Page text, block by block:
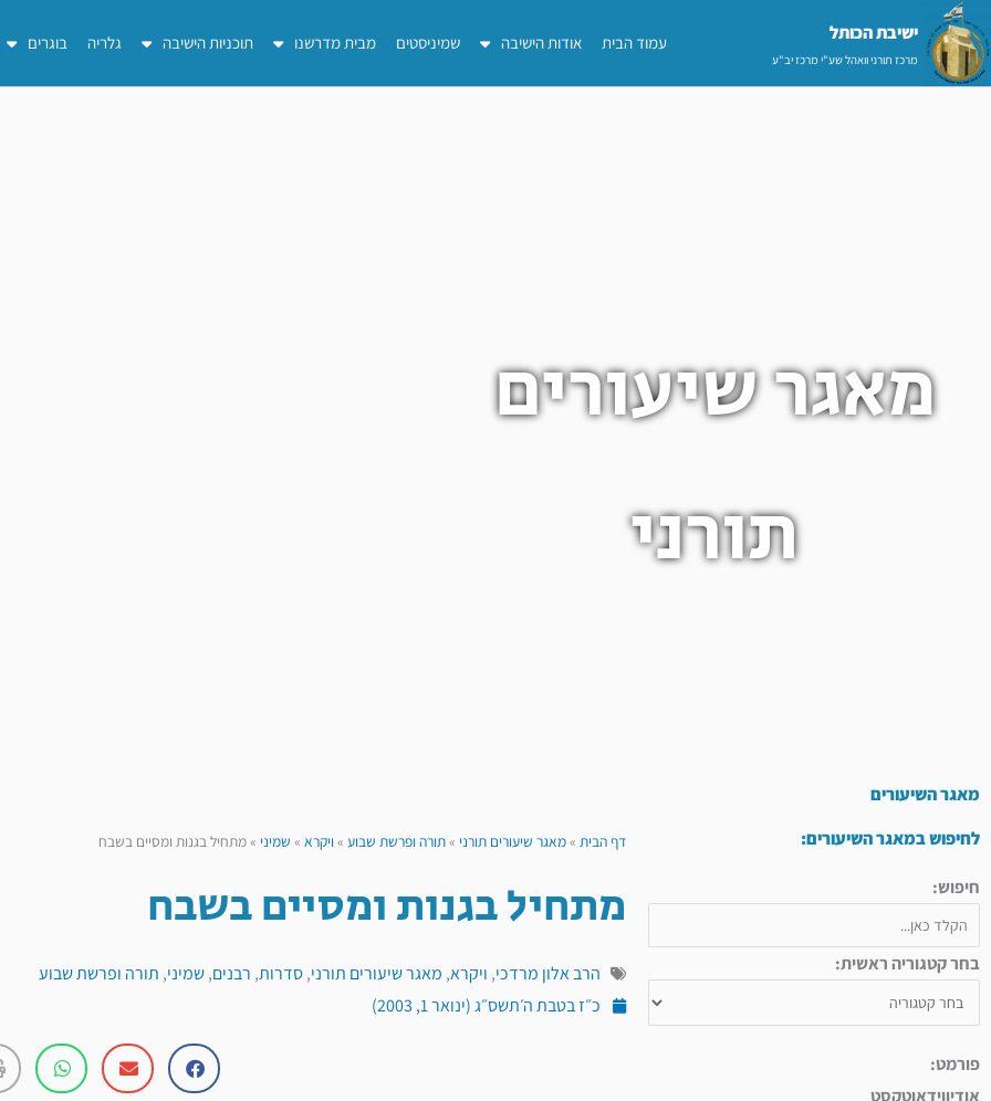
דילוג
לתוכן
ישיבת הכותל​
מרכז תורני וואהל שע"י מרכז יב"ע
עמוד הבית אודות הישיבה שמיניסטים מבית מדרשנו תוכניות הישיבה גלריה בוגרים
מאגר שיעורים
תורני
מאגר השיעורים
לחיפוש במאגר השיעורים:
חיפוש:
בחר קטגוריה ראשית:
פורמט:
אודיווידאוטקסט
דף הבית »מאגר שיעורים תורני »תורה ופרשת שבוע »ויקרא » שמיני »מתחיל בגנות ומסיים בשבח
מתחיל בגנות ומסיים בשבח
הרב אלון מרדכי, ויקרא, מאגר שיעורים תורני,סדרות, רבנים,שמיני, תורה ופרשת שבוע
כ״ז בטבת ה׳תשס״ג (ינואר 1, 2003)